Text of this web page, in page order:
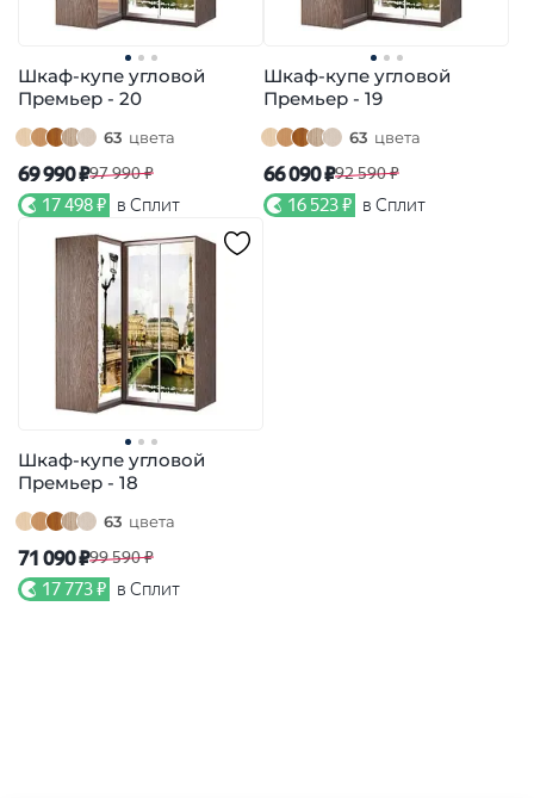
Шкаф-купе угловой
Премьер - 20
63 цвета
69 990 ₽97 990 ₽
17 498 ₽ в Сплит
Шкаф-купе угловой
Премьер - 19
63 цвета
66 090 ₽92 590 ₽
16 523 ₽ в Сплит
Шкаф-купе угловой
Премьер - 18
63 цвета
71 090 ₽99 590 ₽
17 773 ₽ в Сплит